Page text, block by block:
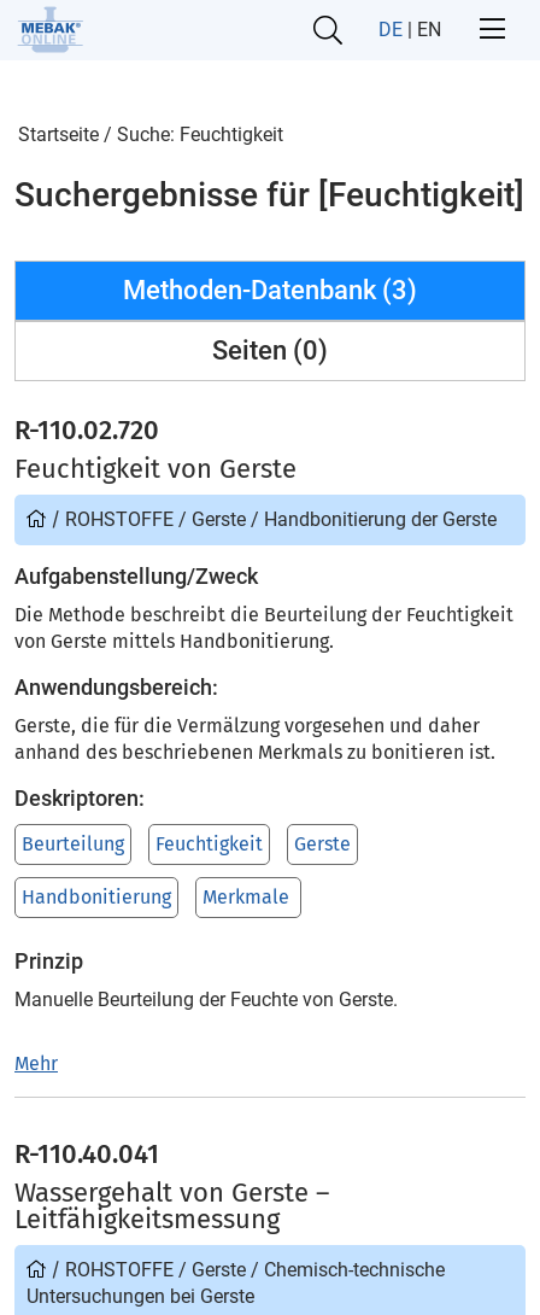
DE | EN
Startseite / Suche: Feuchtigkeit
Suchergebnisse für [Feuchtigkeit]
Methoden-Datenbank (3)
Seiten (0)
R-110.02.720
Feuchtigkeit von Gerste
/ ROHSTOFFE / Gerste / Handbonitierung der Gerste
Aufgabenstellung/Zweck
Die Methode beschreibt die Beurteilung der Feuchtigkeit
von Gerste mittels Handbonitierung.
Anwendungsbereich:
Gerste, die für die Vermälzung vorgesehen und daher
anhand des beschriebenen Merkmals zu bonitieren ist.
Deskriptoren:
Beurteilung Feuchtigkeit Gerste
Handbonitierung Merkmale
Prinzip
Manuelle Beurteilung der Feuchte von Gerste.
Mehr
R-110.40.041
Wassergehalt von Gerste –
Leitfähigkeitsmessung
/ ROHSTOFFE / Gerste / Chemisch-technische
Untersuchungen bei Gerste